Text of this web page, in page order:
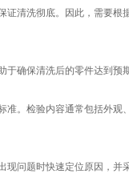
清洗彻底。因此，需要
确保清洗后的零件达到预
。检验内容通常包括外
问题时快速定位原因，并